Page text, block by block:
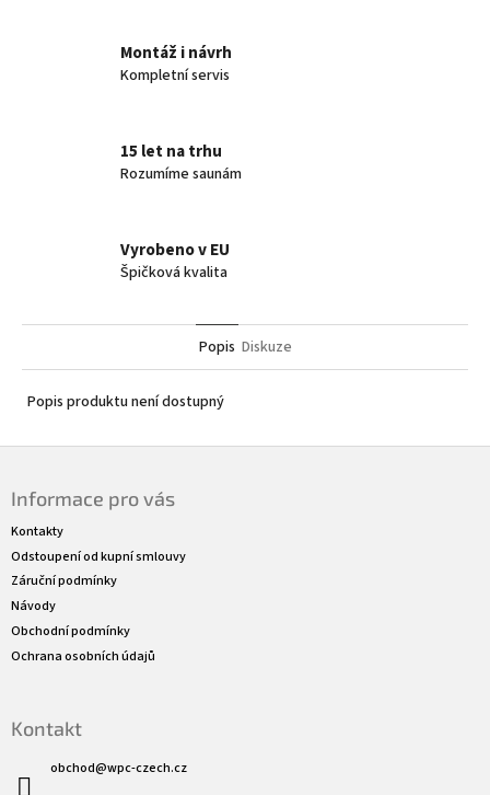
Montáž i návrh
Kompletní servis
15 let na trhu
Rozumíme saunám
Vyrobeno v EU
Špičková kvalita
Popis Diskuze
Popis produktu není dostupný
Informace pro vás
Kontakty
Odstoupení od kupní smlouvy
Záruční podmínky
Návody
Obchodní podmínky
Ochrana osobních údajů
Kontakt
obchod@wpc-czech.cz